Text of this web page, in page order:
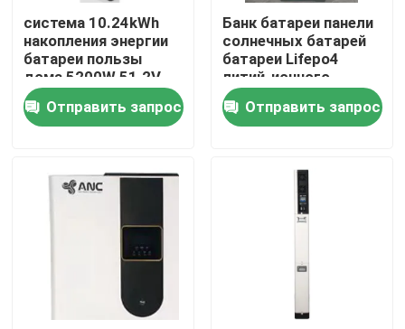
Главная страница
система 10.24kWh
накопления энергии
батареи пользы
дома 5200W 51.2V
Отправить запрос
Банк батареи панели
солнечных батарей
батареи Lifepo4
литий-ионного
аккумулятора
домашний
солнечный
Отправить запрос